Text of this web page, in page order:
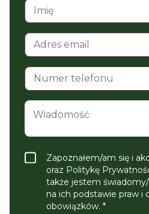
Zapoznałem/am się i
oraz Politykę
także jestem
na ich podstawie praw i
obowiązków. *